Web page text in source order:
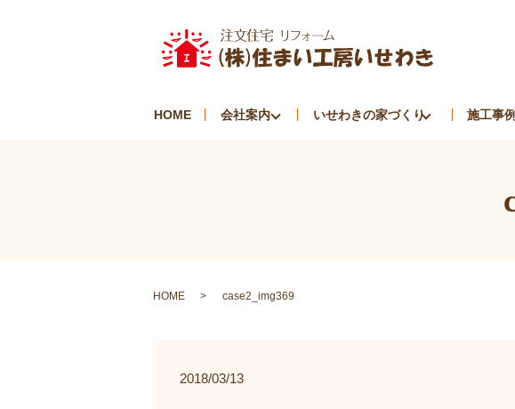
HOME 会社案内 いせわきの家づくり 施工事例
HOME case2_img369
2018/03/13